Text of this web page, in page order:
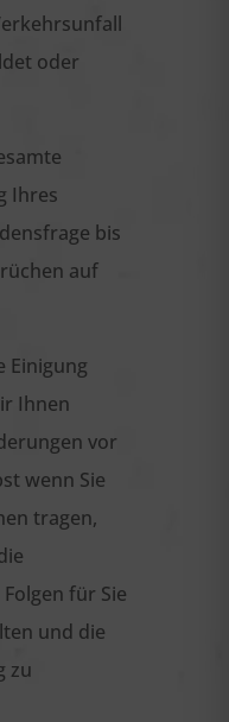
oder
Ihres
bis
auf
Einigung
Ihnen
vor
wenn Sie
tragen,
für Sie
und die
zu